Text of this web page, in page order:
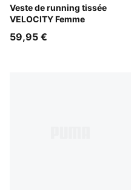
Veste de running tissée
VELOCITY Femme
Puma Black
59,95 €